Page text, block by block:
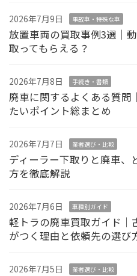
2026年7月9日 事故車・特殊な車
放置車両の買取事例3選｜
取ってもらえる？
2026年7月8日 手続き・書類
廃車に関するよくある質問
たいポイント総まとめ
2026年7月7日 業者選び・比較
ディーラー下取りと廃車、
方を徹底解説
2026年7月6日 車種別ガイド
軽トラの廃車買取ガイド｜
がつく理由と依頼先の選び
2026年7月5日 業者選び・比較